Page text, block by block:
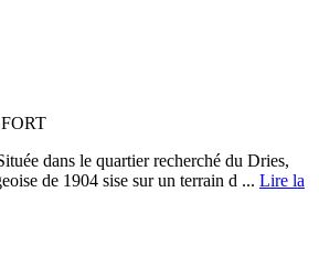
dans le quartier recherché du Dries,
de 1904 sise sur un terrain d ... Lire la